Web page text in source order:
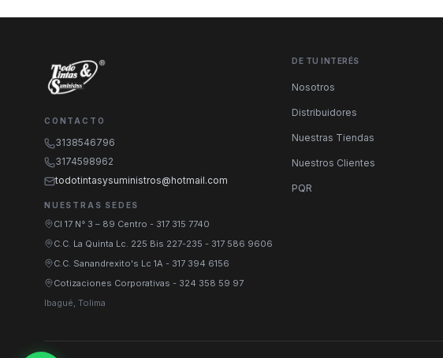
CONTACTO
3138546796
3174598962
todotintasysuministros@hotmail.com
NUESTRAS SEDES
Cl 17 N° 3 – 89 Centro - 317 315 7740
C.C. La Quinta Lc. 225 Bis 227-235 - 317 586 9606
C.C. Sanandrexito's Lc 1A - 317 394 6156
Cotizaciones Corporativas - 324 358 59 97
Ibagué, Tolima
DE TU INTERÉS
Nosotros
Distribuidores
Nuestras Tiendas
Nuestros Clientes
PQR